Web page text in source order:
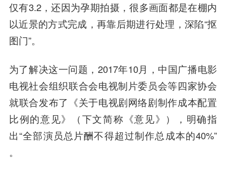
仅有3.2，还因为孕期拍摄，很多画面都是在棚内
以近景的方式完成，再靠后期进行处理，深陷“抠
图门”。
为了解决这一问题，2017年10月，中国广播电影
电视社会组织联合会电视制片委员会等四家协会
就联合发布了《关于电视剧网络剧制作成本配置
比例的意见》（下文简称《意见》），明确指
出“全部演员总片酬不得超过制作总成本的40%”
。